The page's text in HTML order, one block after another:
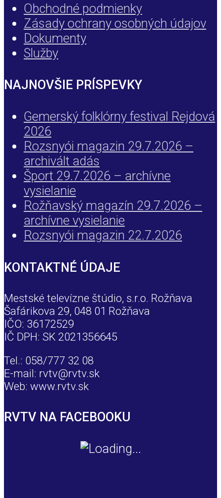
Obchodné podmienky
Zásady ochrany osobných údajov
Dokumenty
Služby
NAJNOVŠIE PRÍSPEVKY
Gemerský folklórny festival Rejdová
2026
Rozsnyói magazin 29.7.2026 –
archivált adás
Šport 29.7.2026 – archívne
vysielanie
Rožňavský magazín 29.7.2026 –
archívne vysielanie
Rozsnyói magazin 22.7.2026
KONTAKTNÉ ÚDAJE
Mestské televízne štúdio, s.r.o. Rožňava
Šafárikova 29, 048 01 Rožňava
IČO: 36172529
IČ DPH: SK 2021356645
Tel.: 058/777 32 08
E-mail: rvtv@rvtv.sk
Web: www.rvtv.sk
RVTV NA FACEBOOKU